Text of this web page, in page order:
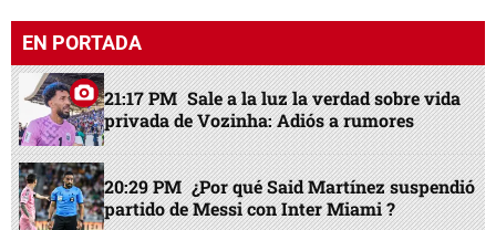
EN PORTADA
21:17 PM Sale a la luz la verdad sobre vida
privada de Vozinha: Adiós a rumores
20:29 PM ¿Por qué Said Martínez suspendió
partido de Messi con Inter Miami ?